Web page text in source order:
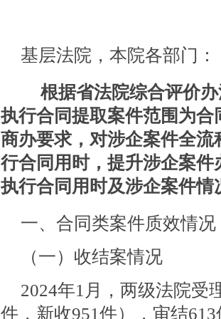
基层法院，本院各部门：
根据省法院综合评价
执行合同提取案件范围为
商办要求，对涉企案件全
行合同用时，提升涉企案
执行合同用时及涉企案件情
一、合同类案件质效情况
（一）收结案情况
2024年1月，两级法院受
件，新收951件），审结